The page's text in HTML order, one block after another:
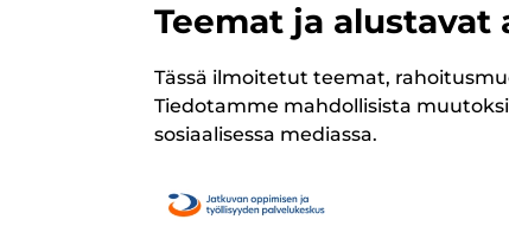
Teemat ja alustavat
Tässä ilmoitetut teemat,
Tiedotamme mahdollisista
sosiaalisessa mediassa.